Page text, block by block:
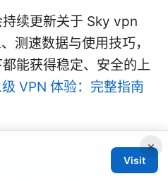
续更新关于 Sky vpn
测速数据与使用技巧，
能获得稳定、安全的上
VPN 体验：完整指南
精通的完整指南 2026
×
Visit